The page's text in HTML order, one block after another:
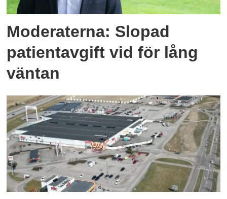
Moderaterna: Slopad
patientavgift vid för lång
väntan